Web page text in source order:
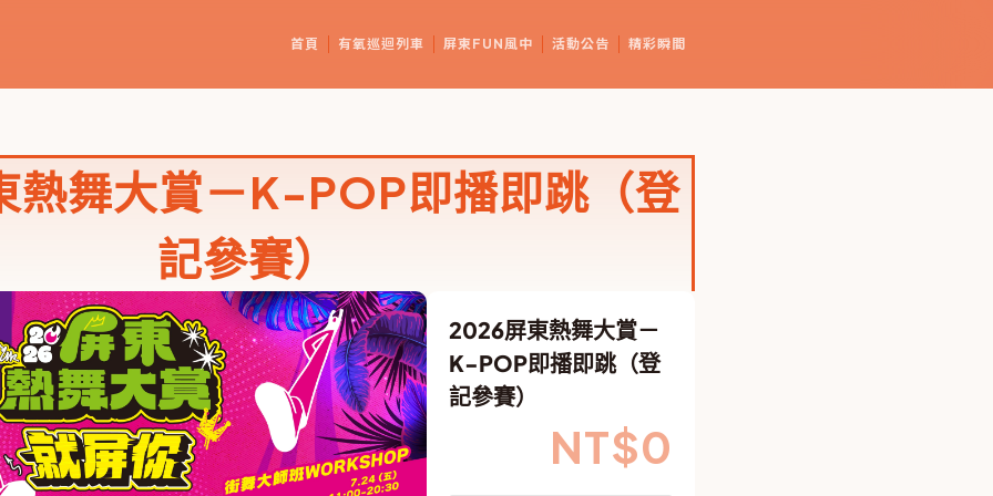
首頁 有氧巡迴列車 屏東FUN風中 活動公告 精彩瞬間
舞大賞－K-POP即播即跳（登
記參賽）
2026屏東熱舞大賞－
K-POP即播即跳（登
記參賽）
NT$0